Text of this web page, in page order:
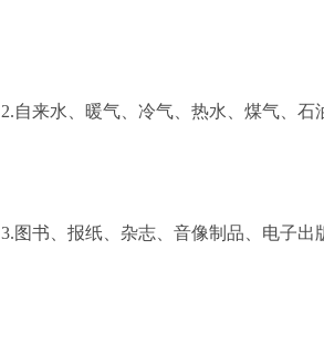
2.自来水、暖气、冷气、热水、煤气、
3.图书、报纸、杂志、音像制品、电子出